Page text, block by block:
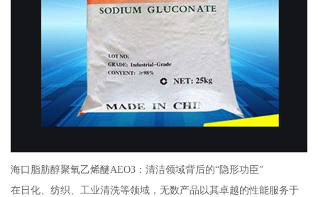
海口脂肪醇聚氧乙烯醚AEO3：清洁领域背后的“隐形功臣”
在日化、纺织、工业清洗等领域，无数产品以其卓越的性能服务于